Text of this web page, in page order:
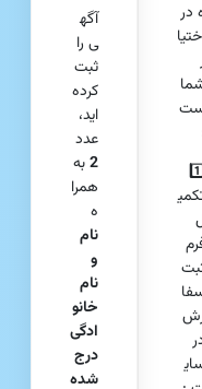
در
آگه
ی را
ثبت
کرده‌
اید،
عدد
2به
همرا
ه
نام
و
نام
خانو
ادگی
درج‌
شده